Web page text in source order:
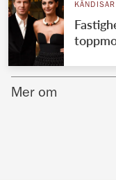
KÄNDISAR
Mer om